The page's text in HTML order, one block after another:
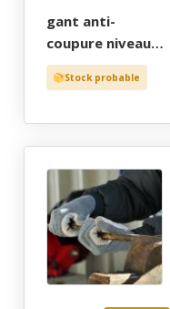
gant anti-
coupure niveau
d(5), hdpe jauge
13 enduction
antiderapant, t10
- gants de
protection par
cher!
Stock probable